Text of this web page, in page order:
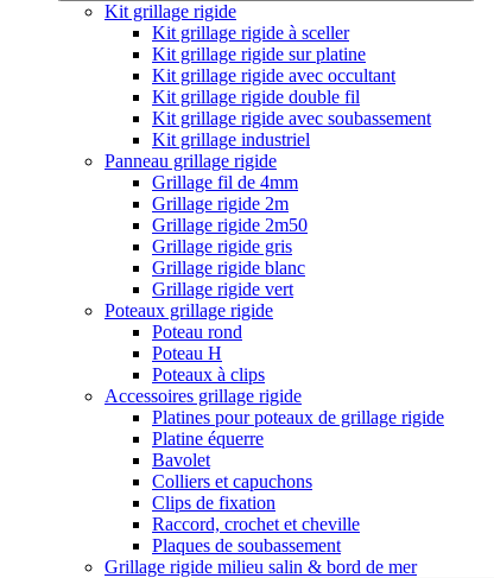
Kit grillage rigide
Kit grillage rigide à sceller
Kit grillage rigide sur platine
Kit grillage rigide avec occultant
Kit grillage rigide double fil
Kit grillage rigide avec soubassement
Kit grillage industriel
Panneau grillage rigide
Grillage fil de 4mm
Grillage rigide 2m
Grillage rigide 2m50
Grillage rigide gris
Grillage rigide blanc
Grillage rigide vert
Poteaux grillage rigide
Poteau rond
Poteau H
Poteaux à clips
Accessoires grillage rigide
Platines pour poteaux de grillage rigide
Platine équerre
Bavolet
Colliers et capuchons
Clips de fixation
Raccord, crochet et cheville
Plaques de soubassement
Grillage rigide milieu salin & bord de mer